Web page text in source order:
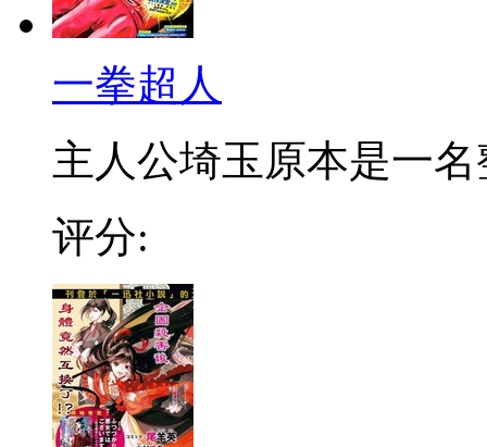
一拳超人
主人公埼玉原本是一名
评分: